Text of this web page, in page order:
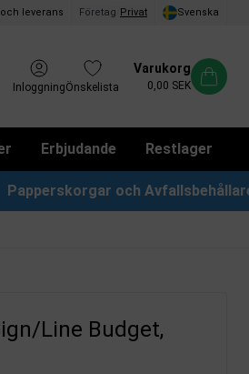
leverans Företag Privat Svenska
InloggningÖnskelista
Varukorg
0,00 SEK
Erbjudande Restlager
Papperskorgar och
Line Budget,